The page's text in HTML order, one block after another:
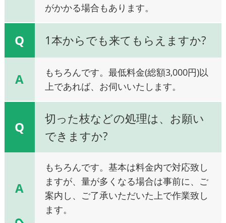
がかかる場合もあります。
Q 1本からでも来てもらえますか?
A
もちろんです。最低料金(総額3,000円)以
上であれば、お伺いいたします。
Q
切った枝などの処理は、お願い
できますか?
A
もちろんです。基本は料金内で対応致し
ますが、量が多くなる場合は事前に、ご
案内し、ご了承いただいた上で作業致し
ます。